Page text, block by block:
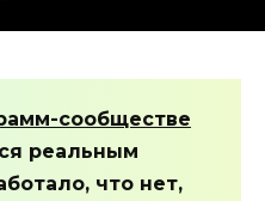
сообществе
реальным
что нет,